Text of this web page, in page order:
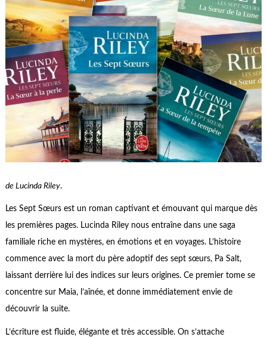
de Lucinda Riley.
Les Sept Sœurs est un roman captivant et émouvant qui marque dès
les premières pages. Lucinda Riley nous entraîne dans une saga
familiale riche en mystères, en émotions et en voyages. L’histoire
commence avec la mort du père adoptif des sept sœurs, Pa Salt,
laissant derrière lui des indices sur leurs origines. Ce premier tome se
concentre sur Maia, l’aînée, et donne immédiatement envie de
découvrir la suite.
L’écriture est fluide, élégante et très accessible. On s’attache